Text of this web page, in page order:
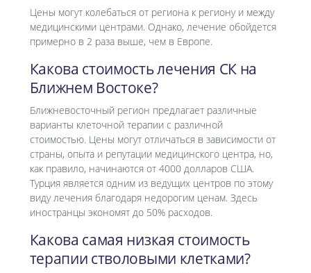
Цены могут колебаться от региона к региону и между
медицинскими центрами. Однако, лечение обойдется
примерно в 2 раза выше, чем в Европе.
Какова стоимость лечения СК на
Ближнем Востоке?
Ближневосточный регион предлагает различные
варианты клеточной терапии с различной
стоимостью. Цены могут отличаться в зависимости от
страны, опыта и репутации медицинского центра, но,
как правило, начинаются от 4000 долларов США.
Турция является одним из ведущих центров по этому
виду лечения благодаря недорогим ценам. Здесь
иностранцы экономят до 50% расходов.
Какова самая низкая стоимость
терапии стволовыми клетками?